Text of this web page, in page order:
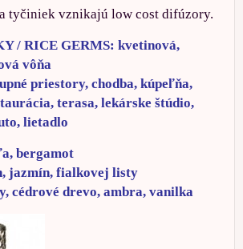
tyčiniek vznikajú low cost difúzory.
/ RICE GERMS: kvetinová,
vôňa
priestory, chodba, kúpeľňa,
terasa, lekárske štúdio,
lietadlo
bergamot
jazmín, fialkovej listy
cédrové drevo, ambra, vanilka